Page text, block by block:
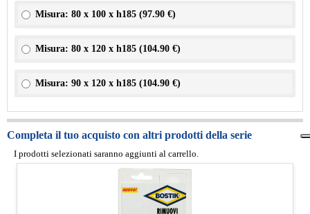
Misura: 80 x 100 x h185 (97.90 €)
Misura: 80 x 120 x h185 (104.90 €)
Misura: 90 x 120 x h185 (104.90 €)
Completa il tuo acquisto con altri prodotti della serie
I prodotti selezionati saranno aggiunti al carrello.